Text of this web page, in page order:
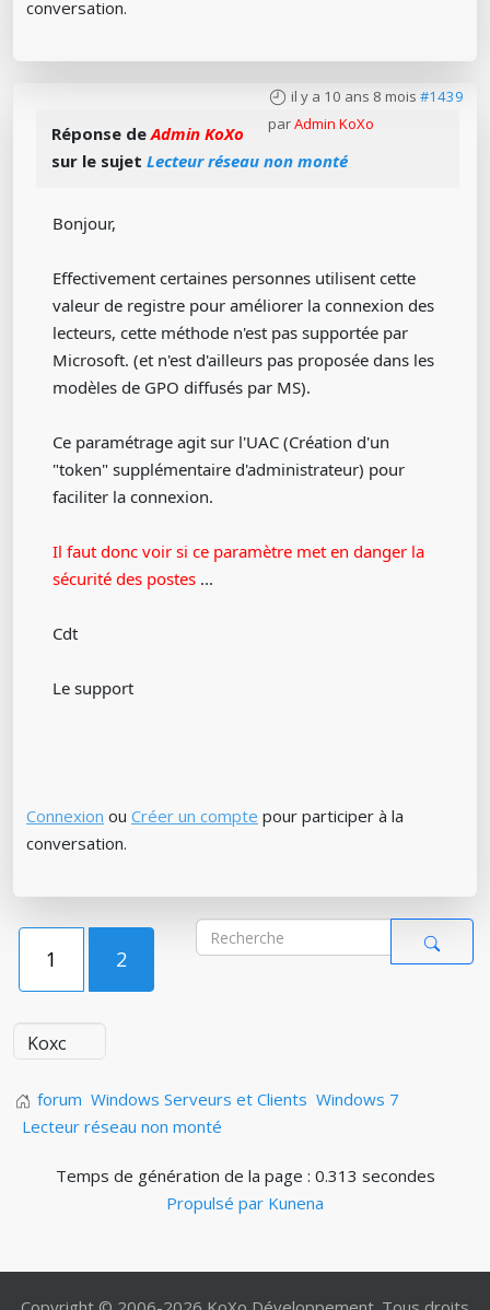
conversation.
il y a 10 ans 8 mois #1439
parAdmin KoXo
Réponse deAdmin KoXo
sur le sujet Lecteur réseau non monté
Bonjour,
Effectivement certaines personnes utilisent cette
valeur de registre pour améliorer la connexion des
lecteurs, cette méthode n'est pas supportée par
Microsoft. (et n'est d'ailleurs pas proposée dans les
modèles de GPO diffusés par MS).
Ce paramétrage agit sur l'UAC (Création d'un
"token" supplémentaire d'administrateur) pour
faciliter la connexion.
Il faut donc voir si ce paramètre met en danger la
sécurité des postes ...
Cdt
Le support
Connexion ou Créer un compte pour participer à la
conversation.
1 2
forum Windows Serveurs et Clients Windows 7
Lecteur réseau non monté
Temps de génération de la page : 0.313 secondes
Propulsé par Kunena